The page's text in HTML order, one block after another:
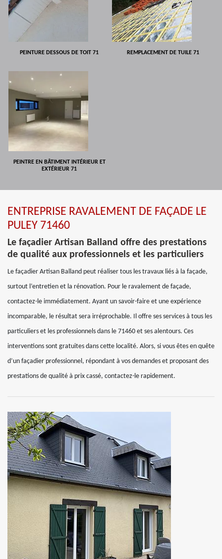
PEINTURE DESSOUS DE TOIT 71 REMPLACEMENT DE TUILE 71
PEINTRE EN BÂTIMENT INTÉRIEUR ET
EXTÉRIEUR 71
ENTREPRISE RAVALEMENT DE FAÇADE LE
PULEY 71460
Le façadier Artisan Balland offre des prestations
de qualité aux professionnels et les particuliers
Le façadier Artisan Balland peut réaliser tous les travaux liés à la façade,
surtout l’entretien et la rénovation. Pour le ravalement de façade,
contactez-le immédiatement. Ayant un savoir-faire et une expérience
incomparable, le résultat sera irréprochable. Il offre ses services à tous les
particuliers et les professionnels dans le 71460 et ses alentours. Ces
interventions sont gratuites dans cette localité. Alors, si vous êtes en quête
d’un façadier professionnel, répondant à vos demandes et proposant des
prestations de qualité à prix cassé, contactez-le rapidement.